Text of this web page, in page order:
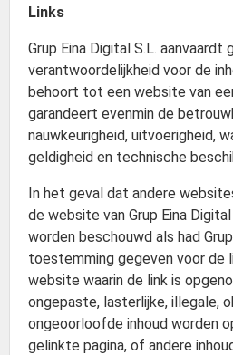
Links
Grup Eina Digital S.L. aanvaardt
verantwoordelijkheid voor de
behoort tot een website van
garandeert evenmin de
nauwkeurigheid, uitvoerigheid,
geldigheid en technische
In het geval dat andere
de website van Grup Eina
worden beschouwd als had
toestemming gegeven voor de
website waarin de link is
ongepaste, lasterlijke, illegale,
ongeoorloofde inhoud worden
gelinkte pagina, of andere